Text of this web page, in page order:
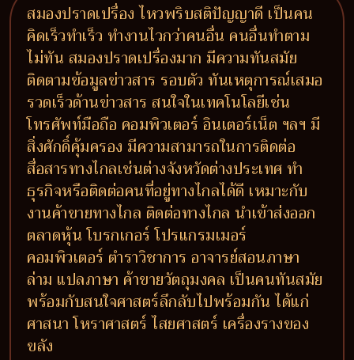
สมองปราดเปรื่อง ไหวพริบสติปัญญาดี เป็นคน
คิดเร็วทำเร็ว ทำงานไวกว่าคนอื่น คนอื่นทำตาม
ไม่ทัน สมองปราดเปรื่องมาก มีความทันสมัย
ติดตามข้อมูลข่าวสาร รอบตัว ทันเหตุการณ์เสมอ
รวดเร็วด้านข่าวสาร สนใจในเทคโนโลยีเช่น
โทรศัพท์มือถือ คอมพิวเตอร์ อินเตอร์เน็ต ฯลฯ มี
สิ่งศักดิ์คุ้มครอง มีความสามารถในการติดต่อ
สื่อสารทางไกลเช่นต่างจังหวัดต่างประเทศ ทำ
ธุรกิจหรือติดต่อคนที่อยู่ทางไกลได้ดี เหมาะกับ
งานค้าขายทางไกล ติดต่อทางไกล นำเข้าส่งออก
ตลาดหุ้น โบรกเกอร์ โปรแกรมเมอร์
คอมพิวเตอร์ ตำราวิชาการ อาจารย์สอนภาษา
ล่าม แปลภาษา ค้าขายวัตถุมงคล เป็นคนทันสมัย
พร้อมกับสนใจศาสตร์ลึกลับไปพร้อมกัน ได้แก่
ศาสนา โหราศาสตร์ ไสยศาสตร์ เครื่องรางของ
ขลัง